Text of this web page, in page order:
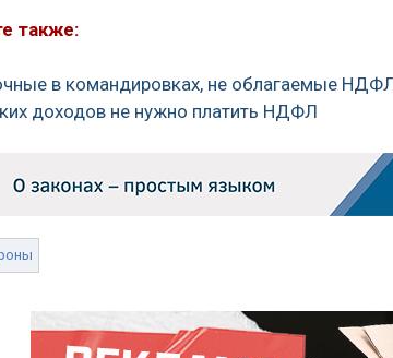
также:
в командировках, не облагаемые
доходов не нужно платить НДФЛ